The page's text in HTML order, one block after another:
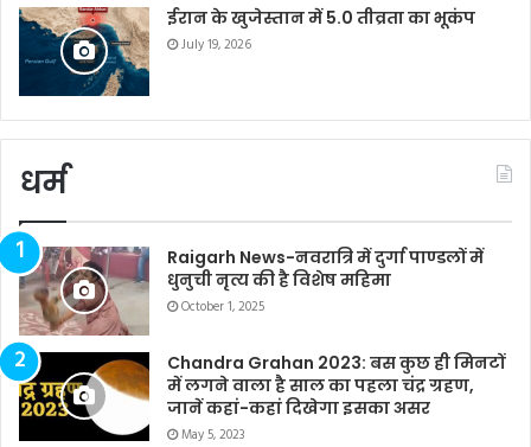
ईरान के खुजेस्तान में 5.0 तीव्रता का भूकंप
July 19, 2026
धर्म
Raigarh News-नवरात्रि में दुर्गा पाण्डलों में
धुनुची नृत्य की है विशेष महिमा
October 1, 2025
Chandra Grahan 2023: बस कुछ ही मिनटों
में लगने वाला है साल का पहला चंद्र ग्रहण,
जानें कहां-कहां दिखेगा इसका असर
May 5, 2023